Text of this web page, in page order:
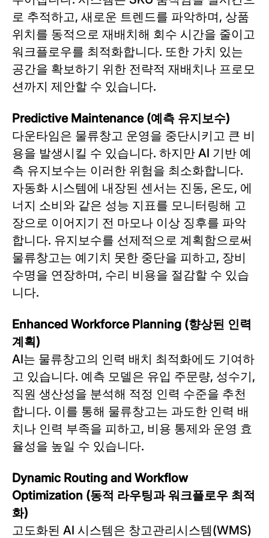
로 추적하고, 새로운 트렌드를 파악하며, 상품
위치를 동적으로 재배치해 회수 시간을 줄이고
워크플로우를 최적화합니다. 또한 가치 있는
공간을 확보하기 위한 전략적 재배치나 프로모
션까지 제안할 수 있습니다.
Predictive Maintenance (예측 유지보수)
다운타임은 물류창고 운영을 중단시키고 큰 비
용을 발생시킬 수 있습니다. 하지만 AI 기반 예
측 유지보수는 이러한 위험을 최소화합니다.
자동화 시스템에 내장된 센서는 진동, 온도, 에
너지 소비와 같은 성능 지표를 모니터링해 고
장으로 이어지기 전 마모나 이상 징후를 파악
합니다. 유지보수를 선제적으로 계획함으로써
물류창고는 예기치 못한 중단을 피하고, 장비
수명을 연장하며, 수리 비용을 절감할 수 있습
니다.
Enhanced Workforce Planning (향상된 인력
계획)
AI는 물류창고의 인력 배치 최적화에도 기여하
고 있습니다. 예측 모델은 유입 주문량, 성수기,
직원 생산성을 분석해 적정 인력 수준을 추천
합니다. 이를 통해 물류창고는 과도한 인력 배
치나 인력 부족을 피하고, 비용 통제와 운영 효
율성을 높일 수 있습니다.
Dynamic Routing and Workflow
Optimization (동적 라우팅과 워크플로우 최적
화)
고도화된 AI 시스템은 창고관리시스템(WMS)